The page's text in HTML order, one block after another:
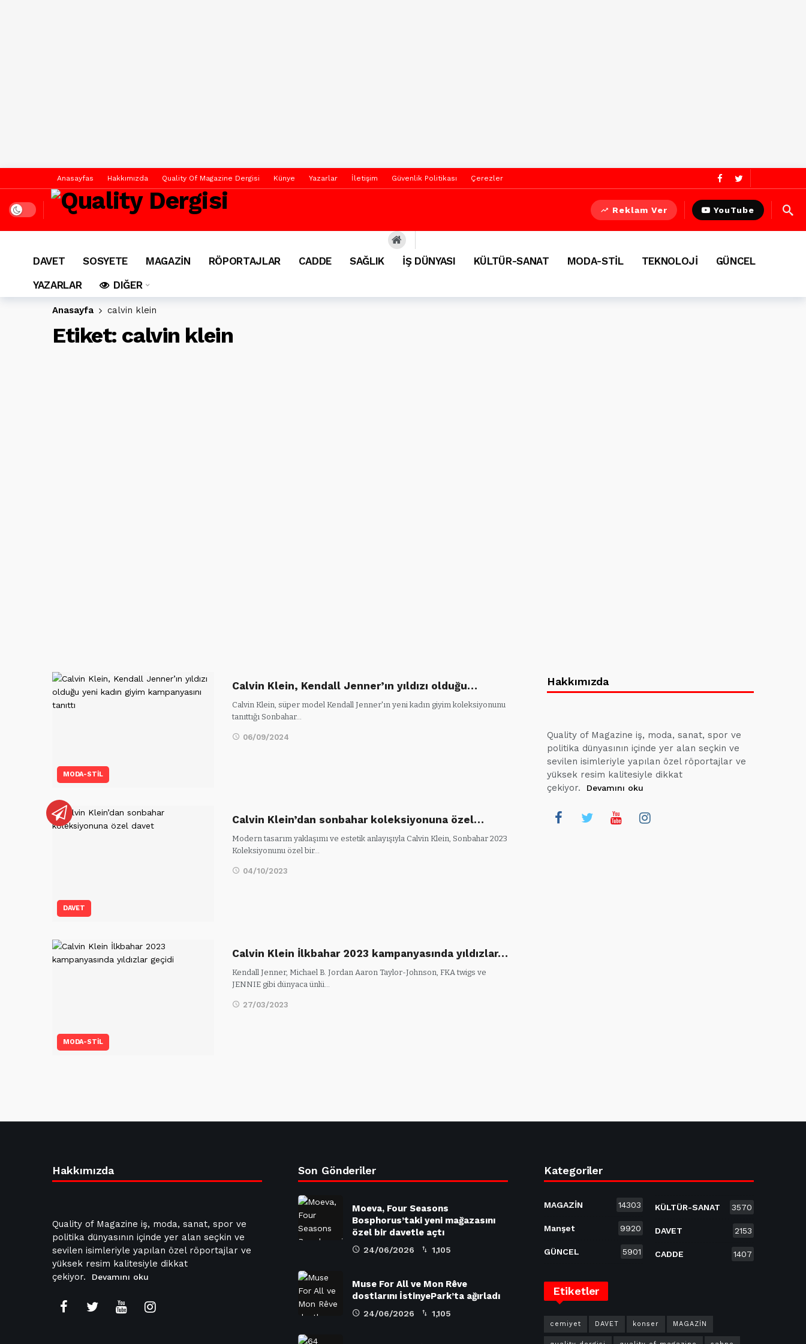
Anasayfas Hakkımızda Quality Of Magazine Dergisi Künye Yazarlar İletişim Güvenlik Politikası Çerezler
Dark mode Reklam Ver YouTube
DAVET SOSYETE MAGAZİN RÖPORTAJLAR CADDE SAĞLIK İŞ DÜNYASI KÜLTÜR-SANAT MODA-STİL TEKNOLOJİ
GÜNCEL
YAZARLAR
DIĞER
Anasayfa calvin klein
Etiket: calvin klein
MODA-STİL
Calvin Klein, Kendall Jenner’ın yıldızı olduğu…
Calvin Klein, süper model Kendall Jenner'ın yeni kadın giyim koleksiyonunu
tanıttığı Sonbahar…
06/09/2024
DAVET
Calvin Klein’dan sonbahar koleksiyonuna özel…
Modern tasarım yaklaşımı ve estetik anlayışıyla Calvin Klein, Sonbahar 2023
Koleksiyonunu özel bir…
04/10/2023
MODA-STİL
Calvin Klein İlkbahar 2023 kampanyasında yıldızlar…
Kendall Jenner, Michael B. Jordan Aaron Taylor-Johnson, FKA twigs ve
JENNIE gibi dünyaca ünlü…
27/03/2023
Hakkımızda
Quality of Magazine iş, moda, sanat, spor ve
politika dünyasının içinde yer alan seçkin ve
sevilen isimleriyle yapılan özel röportajlar ve
yüksek resim kalitesiyle dikkat
çekiyor.
Devamını oku
Hakkımızda
Quality of Magazine iş, moda, sanat, spor ve
politika dünyasının içinde yer alan seçkin ve
sevilen isimleriyle yapılan özel röportajlar ve
yüksek resim kalitesiyle dikkat
çekiyor.
Devamını oku
Son Gönderiler
Moeva, Four Seasons
Bosphorus’taki yeni mağazasını
özel bir davetle açtı
24/06/2026 1,105
Muse For All ve Mon Rêve
dostlarını İstinyePark’ta ağırladı
24/06/2026 1,105
Kategoriler
MAGAZİN 14303
Manşet 9920
GÜNCEL 5901
KÜLTÜR-SANAT 3570
DAVET 2153
CADDE 1407
Etiketler
cemiyet DAVET konser MAGAZİN